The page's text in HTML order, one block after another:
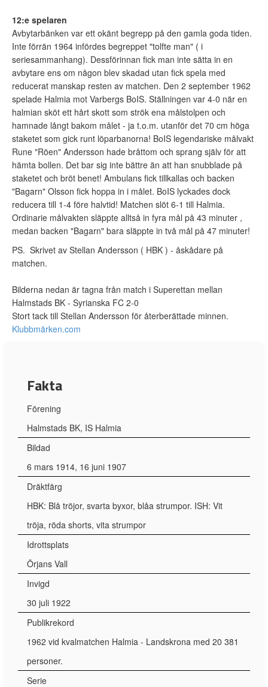
12:e spelaren
Avbytarbänken var ett okänt begrepp på den gamla goda tiden.
Inte förrän 1964 infördes begreppet "tolfte man" ( i
seriesammanhang). Dessförinnan fick man inte sätta in en
avbytare ens om någon blev skadad utan fick spela med
reducerat manskap resten av matchen. Den 2 september 1962
spelade Halmia mot Varbergs BoIS. Ställningen var 4-0 när en
halmian sköt ett hårt skott som strök ena målstolpen och
hamnade långt bakom målet - ja t.o.m. utanför det 70 cm höga
staketet som gick runt löparbanorna! BoIS legendariske målvakt
Rune "Röen" Andersson hade bråttom och sprang själv för att
hämta bollen. Det bar sig inte bättre än att han snubblade på
staketet och bröt benet! Ambulans fick tillkallas och backen
"Bagarn" Olsson fick hoppa in i målet. BoIS lyckades dock
reducera till 1-4 före halvtid! Matchen slöt 6-1 till Halmia.
Ordinarie målvakten släppte alltså in fyra mål på 43 minuter ,
medan backen "Bagarn" bara släppte in två mål på 47 minuter!
PS. Skrivet av Stellan Andersson ( HBK ) - åskådare på
matchen.
Bilderna nedan är tagna från match i Superettan mellan
Halmstads BK - Syrianska FC 2-0
Stort tack till Stellan Andersson för återberättade minnen.
Klubbmärken.com
Fakta
Förening
Halmstads BK, IS Halmia
Bildad
6 mars 1914, 16 juni 1907
Dräktfärg
HBK: Blå tröjor, svarta byxor, blåa strumpor. ISH: Vit
tröja, röda shorts, vita strumpor
Idrottsplats
Örjans Vall
Invigd
30 juli 1922
Publikrekord
1962 vid kvalmatchen Halmia - Landskrona med 20 381
personer.
Serie